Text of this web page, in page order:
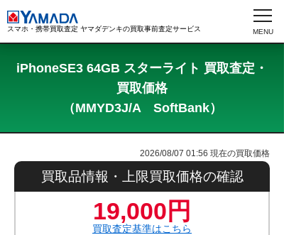
スマホ・携帯買取査定 ヤマダデンキの買取事前査定サービス
iPhoneSE3 64GB スターライト 買取査定・
買取価格
（MMYD3J/A SoftBank）
2026/08/07 01:56 現在の買取価格
買取品情報・上限買取価格の確認
19,000円
買取査定基準はこちら